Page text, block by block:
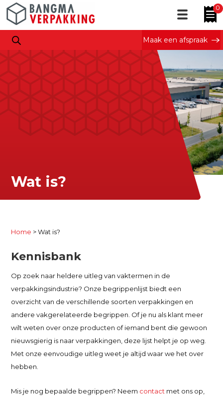
0
Maak een afspraak
Wat is?
Home >Wat is?
Kennisbank
Op zoek naar heldere uitleg van vaktermen in de
verpakkingsindustrie? Onze begrippenlijst biedt een
overzicht van de verschillende soorten verpakkingen en
andere vakgerelateerde begrippen. Of je nu als klant meer
wilt weten over onze producten of iemand bent die gewoon
nieuwsgierig is naar verpakkingen, deze lijst helpt je op weg.
Met onze eenvoudige uitleg weet je altijd waar we het over
hebben.
Mis je nog bepaalde begrippen? Neem contact met ons op,